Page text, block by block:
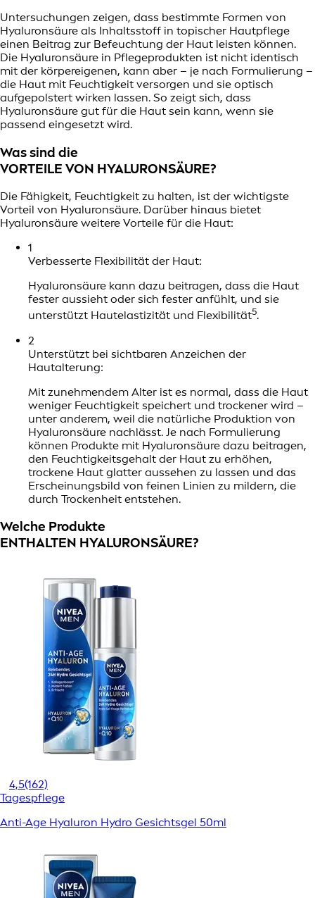
Untersuchungen zeigen, dass bestimmte Formen von
Hyaluronsäure als Inhaltsstoff in topischer Hautpflege
einen Beitrag zur Befeuchtung der Haut leisten können.
Die Hyaluronsäure in Pflegeprodukten ist nicht identisch
mit der körpereigenen, kann aber – je nach Formulierung –
die Haut mit Feuchtigkeit versorgen und sie optisch
aufgepolstert wirken lassen. So zeigt sich, dass
Hyaluronsäure gut für die Haut sein kann, wenn sie
passend eingesetzt wird.
Was sind die
VORTEILE VON HYALURONSÄURE?
Die Fähigkeit, Feuchtigkeit zu halten, ist der wichtigste
Vorteil von Hyaluronsäure. Darüber hinaus bietet
Hyaluronsäure weitere Vorteile für die Haut:
1
Verbesserte Flexibilität der Haut:
Hyaluronsäure kann dazu beitragen, dass die Haut
fester aussieht oder sich fester anfühlt, und sie
unterstützt Hautelastizität und Flexibilität5.
2
Unterstützt bei sichtbaren Anzeichen der
Hautalterung:
Mit zunehmendem Alter ist es normal, dass die Haut
weniger Feuchtigkeit speichert und trockener wird –
unter anderem, weil die natürliche Produktion von
Hyaluronsäure nachlässt. Je nach Formulierung
können Produkte mit Hyaluronsäure dazu beitragen,
den Feuchtigkeitsgehalt der Haut zu erhöhen,
trockene Haut glatter aussehen zu lassen und das
Erscheinungsbild von feinen Linien zu mildern, die
durch Trockenheit entstehen.
Welche Produkte
ENTHALTEN HYALURONSÄURE?
4,5(162)
Tagespflege
Anti-Age Hyaluron Hydro Gesichtsgel 50ml